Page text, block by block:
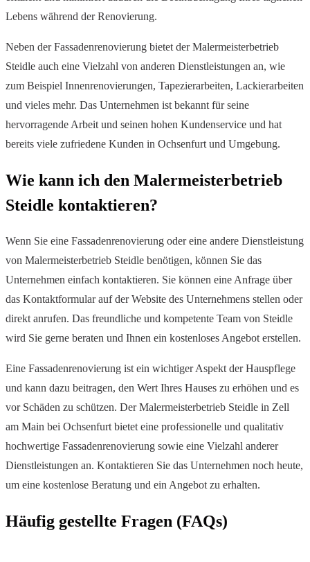
Lebens während der Renovierung.
Neben der Fassadenrenovierung bietet der Malermeisterbetrieb
Steidle auch eine Vielzahl von anderen Dienstleistungen an, wie
zum Beispiel Innenrenovierungen, Tapezierarbeiten, Lackierarbeiten
und vieles mehr. Das Unternehmen ist bekannt für seine
hervorragende Arbeit und seinen hohen Kundenservice und hat
bereits viele zufriedene Kunden in Ochsenfurt und Umgebung.
Wie kann ich den Malermeisterbetrieb
Steidle kontaktieren?
Wenn Sie eine Fassadenrenovierung oder eine andere Dienstleistung
von Malermeisterbetrieb Steidle benötigen, können Sie das
Unternehmen einfach kontaktieren. Sie können eine Anfrage über
das Kontaktformular auf der Website des Unternehmens stellen oder
direkt anrufen. Das freundliche und kompetente Team von Steidle
wird Sie gerne beraten und Ihnen ein kostenloses Angebot erstellen.
Eine Fassadenrenovierung ist ein wichtiger Aspekt der Hauspflege
und kann dazu beitragen, den Wert Ihres Hauses zu erhöhen und es
vor Schäden zu schützen. Der Malermeisterbetrieb Steidle in Zell
am Main bei Ochsenfurt bietet eine professionelle und qualitativ
hochwertige Fassadenrenovierung sowie eine Vielzahl anderer
Dienstleistungen an. Kontaktieren Sie das Unternehmen noch heute,
um eine kostenlose Beratung und ein Angebot zu erhalten.
Häufig gestellte Fragen (FAQs)